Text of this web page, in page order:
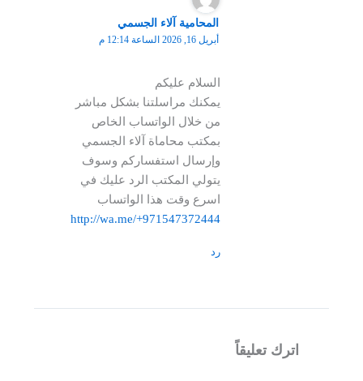
المحامية آلاء الجسمي
أبريل 16, 2026 الساعة 12:14 م
السلام عليكم
يمكنك مراسلتنا بشكل مباشر
من خلال الواتساب الخاص
بمكتب محاماة آلاء الجسمي
وإرسال استفساركم وسوف
يتولي المكتب الرد عليك في
اسرع وقت هذا الواتساب
http://wa.me/+971547372444
رد
اترك تعليقاً